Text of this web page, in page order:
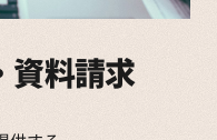
資料請求